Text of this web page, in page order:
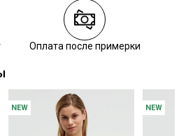
выдачи СДЭК
Оплата после примерки
NEW NEW